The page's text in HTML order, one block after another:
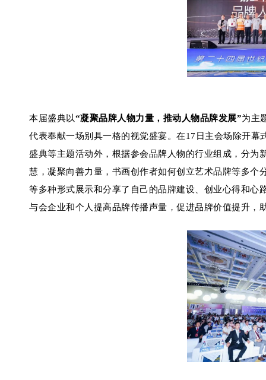
本届盛典以“凝聚品牌人物力量，推动人物品牌发展”为主
代表奉献一场别具一格的视觉盛宴。在17日主会场除开
盛典等主题活动外，根据参会品牌人物的行业组成，分
慧，凝聚向善力量，书画创作者如何创立艺术品牌等多
等多种形式展示和分享了自己的品牌建设、创业心得和
与会企业和个人提高品牌传播声量，促进品牌价值提升，